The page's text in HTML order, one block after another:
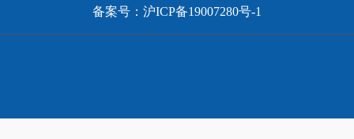
备案号： 沪ICP备19007280号-1